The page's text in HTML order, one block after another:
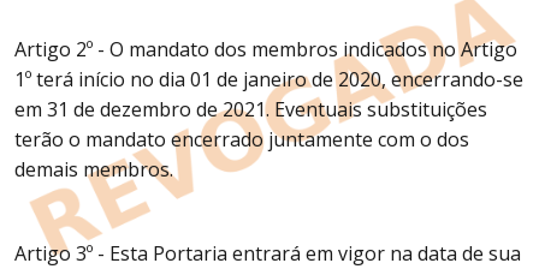
Artigo 2º - O mandato dos membros indicados no Artigo
1º terá início no dia 01 de janeiro de 2020, encerrando-se
em 31 de dezembro de 2021. Eventuais substituições
terão o mandato encerrado juntamente com o dos
demais membros.
Artigo 3º - Esta Portaria entrará em vigor na data de sua